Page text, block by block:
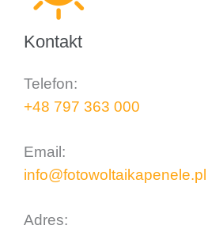
Kontakt
Telefon:
+48 797 363 000
Email:
info@fotowoltaikapenele.pl
Adres: